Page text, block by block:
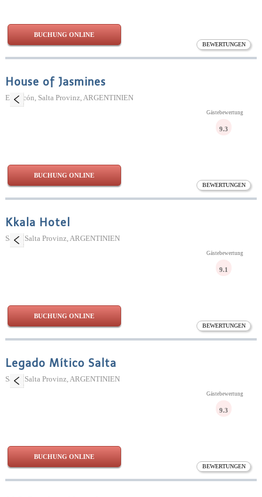
BEWERTUNGEN
BUCHUNG ONLINE
House of Jasmines
El Encón, Salta Provinz, ARGENTINIEN
BEWERTUNGEN
Gästebewertung
9.3
BUCHUNG ONLINE
Kkala Hotel
Salta, Salta Provinz, ARGENTINIEN
BEWERTUNGEN
Gästebewertung
9.1
BUCHUNG ONLINE
Legado Mítico Salta
Salta, Salta Provinz, ARGENTINIEN
BEWERTUNGEN
Gästebewertung
9.3
BUCHUNG ONLINE